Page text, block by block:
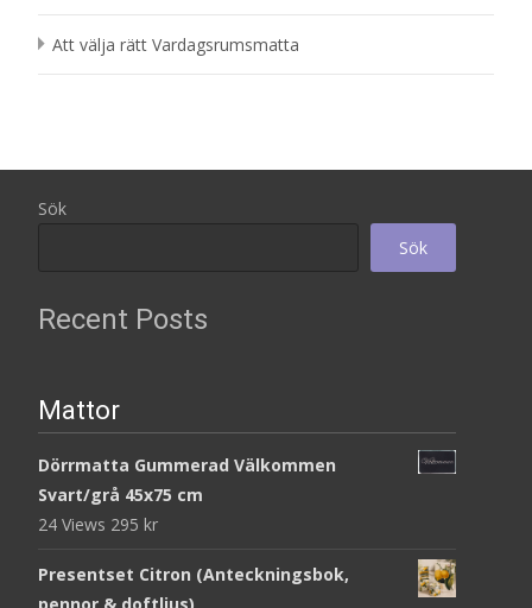
Att välja rätt Vardagsrumsmatta
Sök
Sök
Recent Posts
Mattor
Dörrmatta Gummerad Välkommen
Svart/grå 45x75 cm
24 Views 295 kr
Presentset Citron (Anteckningsbok,
pennor & doftljus)